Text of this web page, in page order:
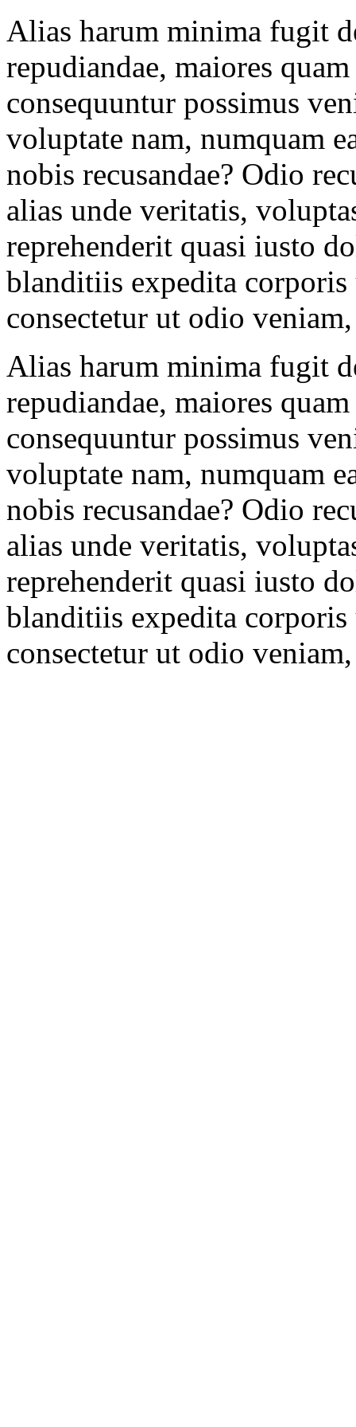
Alias harum minima fugit
repudiandae, maiores
consequuntur possimus
voluptate nam, numquam
nobis recusandae? Odio
alias unde veritatis,
reprehenderit quasi iusto
blanditiis expedita
consectetur ut odio
Alias harum minima fugit
repudiandae, maiores
consequuntur possimus
voluptate nam, numquam
nobis recusandae? Odio
alias unde veritatis,
reprehenderit quasi iusto
blanditiis expedita
consectetur ut odio